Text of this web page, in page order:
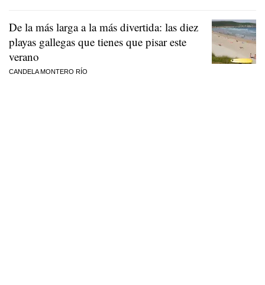
De la más larga a la más divertida: las diez
playas gallegas que tienes que pisar este
verano
CANDELA MONTERO RÍO